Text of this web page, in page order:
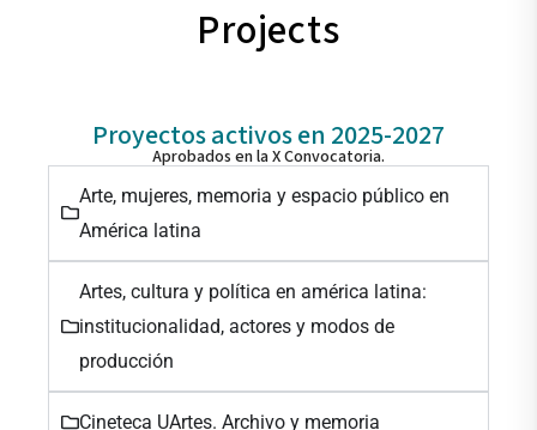
Projects
Proyectos activos en 2025-2027
Aprobados en la X Convocatoria.
Arte, mujeres, memoria y espacio público en
América latina
Artes, cultura y política en américa latina:
institucionalidad, actores y modos de
producción
Cineteca UArtes. Archivo y memoria